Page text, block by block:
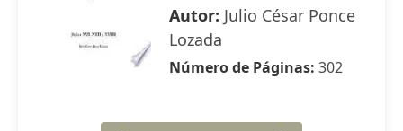
Autor: Julio César Ponce
Lozada
Número de Páginas: 302